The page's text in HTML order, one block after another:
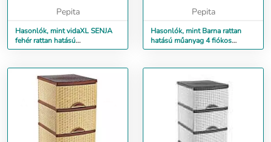
Pepita
Hasonlók, mint vidaXL SENJA
fehér rattan hatású
magasszekrény 90 x 40 x 112
Pepita
Hasonlók, mint Barna rattan
hatású műanyag 4 fiókos
szekrény, 44x37x90 cm